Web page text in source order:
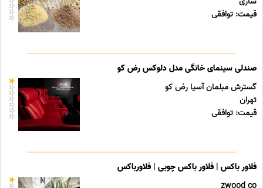
قیمت: توافقی
صندلی سینمای خانگی مدل دلوکس رض کو
گسترش مبلمان آسیا رض کو
تهران
قیمت: توافقی
فلاور باکس | فلاور باکس چوبی | فلاورباکس